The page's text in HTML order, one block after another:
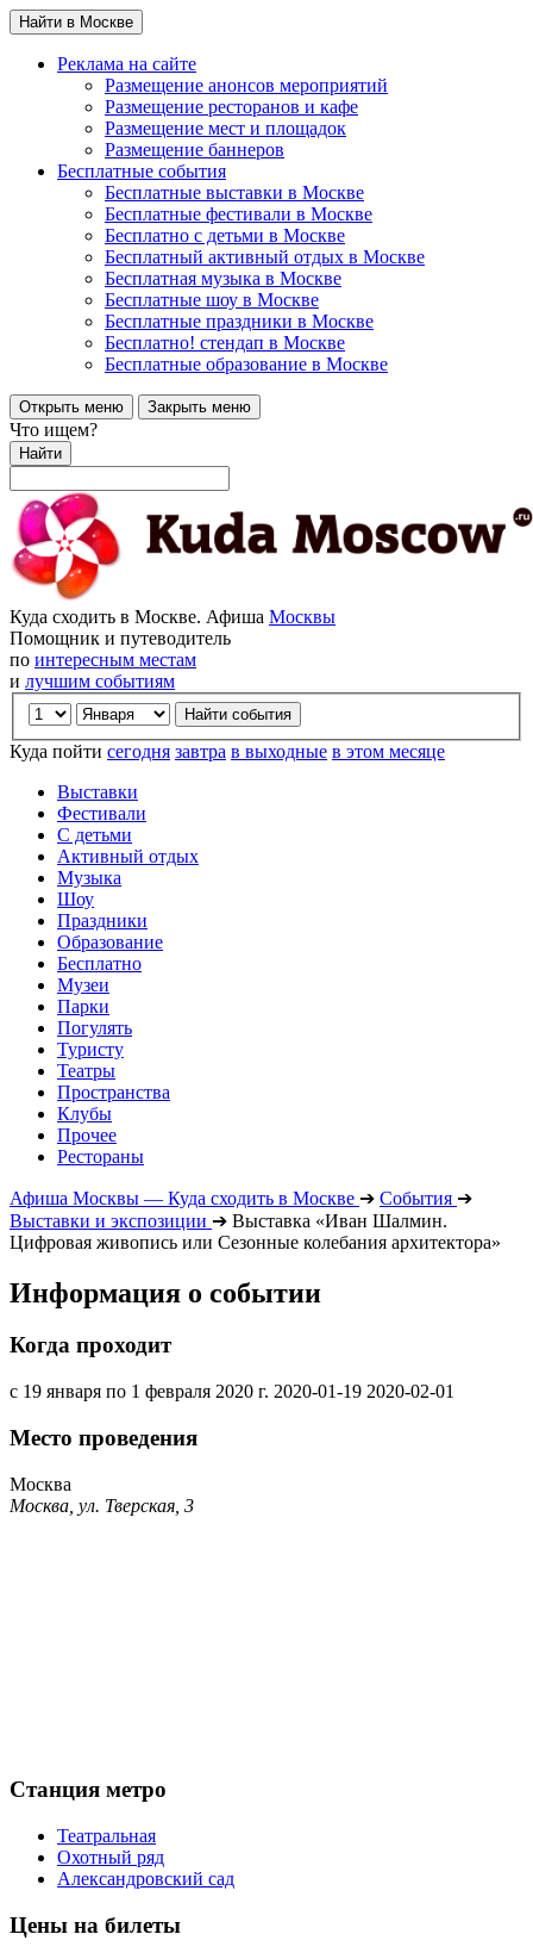
Найти в Москве
Реклама на сайте
Размещение анонсов мероприятий
Размещение ресторанов и кафе
Размещение мест и площадок
Размещение баннеров
Бесплатные события
Бесплатные выставки в Москве
Бесплатные фестивали в Москве
Бесплатно с детьми в Москве
Бесплатный активный отдых в Москве
Бесплатная музыка в Москве
Бесплатные шоу в Москве
Бесплатные праздники в Москве
Бесплатно! стендап в Москве
Бесплатные образование в Москве
Открыть меню Закрыть меню
Что ищем?
Найти
Куда сходить в Москве. Афиша Москвы
Помощник и путеводитель
по интересным местам
и лучшим событиям
Куда пойти сегодня завтра в выходные в этом месяце
Выставки
Фестивали
С детьми
Активный отдых
Музыка
Шоу
Праздники
Образование
Бесплатно
Музеи
Парки
Погулять
Туристу
Театры
Пространства
Клубы
Прочее
Рестораны
Афиша Москвы — Куда сходить в Москве ➔ События ➔
Выставки и экспозиции ➔ Выставка «Иван Шалмин.
Цифровая живопись или Сезонные колебания архитектора»
Информация о событии
Когда проходит
с 19 января по 1 февраля 2020 г. 2020-01-19 2020-02-01
Место проведения
Москва
Москва, ул. Тверская, 3
Станция метро
Театральная
Охотный ряд
Александровский сад
Цены на билеты